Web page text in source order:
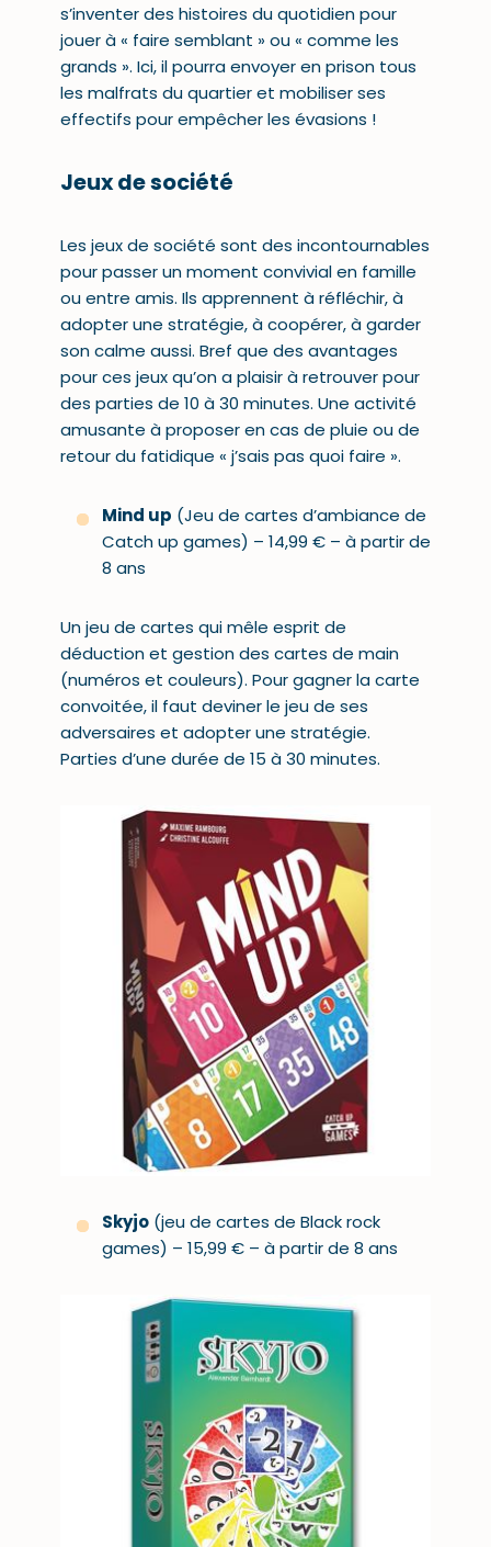
s’inventer des histoires du quotidien pour
jouer à « faire semblant » ou « comme les
grands ». Ici, il pourra envoyer en prison tous
les malfrats du quartier et mobiliser ses
effectifs pour empêcher les évasions !
Jeux de société
Les jeux de société sont des incontournables
pour passer un moment convivial en famille
ou entre amis. Ils apprennent à réfléchir, à
adopter une stratégie, à coopérer, à garder
son calme aussi. Bref que des avantages
pour ces jeux qu’on a plaisir à retrouver pour
des parties de 10 à 30 minutes. Une activité
amusante à proposer en cas de pluie ou de
retour du fatidique « j’sais pas quoi faire ».
Mind up (Jeu de cartes d’ambiance de
Catch up games) – 14,99 € – à partir de
8 ans
Un jeu de cartes qui mêle esprit de
déduction et gestion des cartes de main
(numéros et couleurs). Pour gagner la carte
convoitée, il faut deviner le jeu de ses
adversaires et adopter une stratégie.
Parties d’une durée de 15 à 30 minutes.
Skyjo(jeu de cartes de Black rock
games) – 15,99 € – à partir de 8 ans